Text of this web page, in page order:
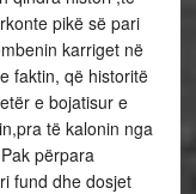
pikë së pari
karriget në
faktin, që historitë
e bojatisur e
të kalonin nga
përpara
fund dhe dosjet